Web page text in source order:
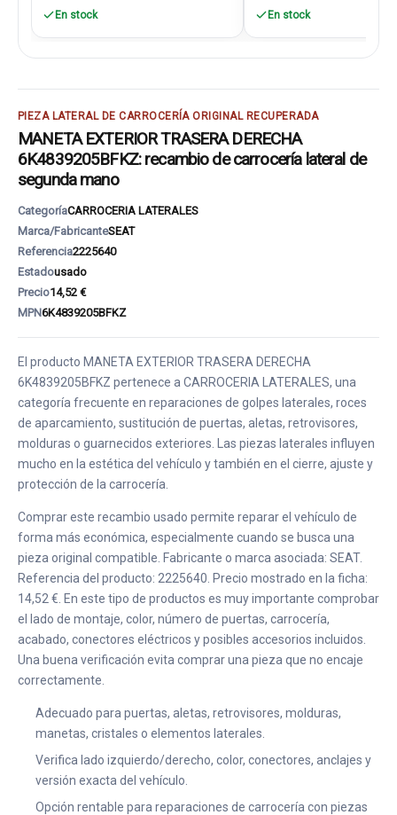
En stock En stock
PIEZA LATERAL DE CARROCERÍA ORIGINAL RECUPERADA
MANETA EXTERIOR TRASERA DERECHA
6K4839205BFKZ: recambio de carrocería lateral de
segunda mano
CategoríaCARROCERIA LATERALES
Marca/FabricanteSEAT
Referencia2225640
Estadousado
Precio14,52 €
MPN6K4839205BFKZ
El producto MANETA EXTERIOR TRASERA DERECHA
6K4839205BFKZ pertenece a CARROCERIA LATERALES, una
categoría frecuente en reparaciones de golpes laterales, roces
de aparcamiento, sustitución de puertas, aletas, retrovisores,
molduras o guarnecidos exteriores. Las piezas laterales influyen
mucho en la estética del vehículo y también en el cierre, ajuste y
protección de la carrocería.
Comprar este recambio usado permite reparar el vehículo de
forma más económica, especialmente cuando se busca una
pieza original compatible. Fabricante o marca asociada: SEAT.
Referencia del producto: 2225640. Precio mostrado en la ficha:
14,52 €. En este tipo de productos es muy importante comprobar
el lado de montaje, color, número de puertas, carrocería,
acabado, conectores eléctricos y posibles accesorios incluidos.
Una buena verificación evita comprar una pieza que no encaje
correctamente.
Adecuado para puertas, aletas, retrovisores, molduras,
manetas, cristales o elementos laterales.
Verifica lado izquierdo/derecho, color, conectores, anclajes y
versión exacta del vehículo.
Opción rentable para reparaciones de carrocería con piezas